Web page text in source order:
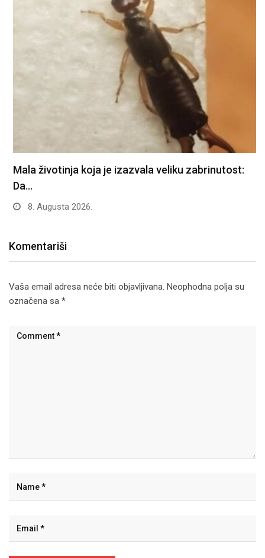
Mala životinja koja je izazvala veliku zabrinutost:
Da…
8. Augusta 2026.
Komentariši
Vaša email adresa neće biti objavljivana. Neophodna polja su
označena sa *